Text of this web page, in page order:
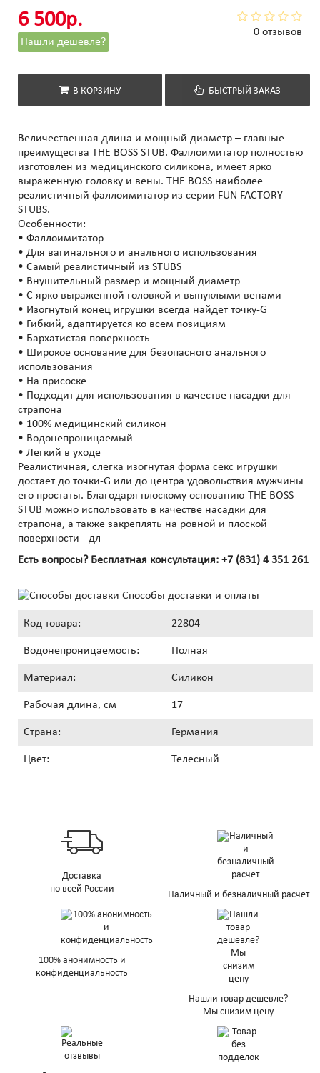
0 отзывов
6 500р.
Нашли дешевле?
В КОРЗИНУ БЫСТРЫЙ ЗАКАЗ
Величественная длина и мощный диаметр – главные
преимущества THE BOSS STUB. Фаллоимитатор полностью
изготовлен из медицинского силикона, имеет ярко
выраженную головку и вены. THE BOSS наиболее
реалистичный фаллоимитатор из серии FUN FACTORY
STUBS.
Особенности:
• Фаллоимитатор
• Для вагинального и анального использования
• Самый реалистичный из STUBS
• Внушительный размер и мощный диаметр
• С ярко выраженной головкой и выпуклыми венами
• Изогнутый конец игрушки всегда найдет точку-G
• Гибкий, адаптируется ко всем позициям
• Бархатистая поверхность
• Широкое основание для безопасного анального
использования
• На присоске
• Подходит для использования в качестве насадки для
страпона
• 100% медицинский силикон
• Водонепроницаемый
• Легкий в уходе
Реалистичная, слегка изогнутая форма секс игрушки
достает до точки-G или до центра удовольствия мужчины –
его простаты. Благодаря плоскому основанию THE BOSS
STUB можно использовать в качестве насадки для
страпона, а также закреплять на ровной и плоской
поверхности - дл
Есть вопросы? Бесплатная консультация: +7 (831) 4 351 261
Способы доставки и оплаты
Код товара: 22804
Водонепроницаемость: Полная
Материал: Силикон
Рабочая длина, см 17
Страна: Германия
Цвет: Телесный
Доставка
по всей России
Наличный и безналичный расчет
100% анонимность и
конфиденциальность
Нашли товар дешевле?
Мы снизим цену